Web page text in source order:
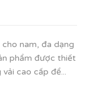
nam, đa dạng
phẩm được thiết
cao cấp để...